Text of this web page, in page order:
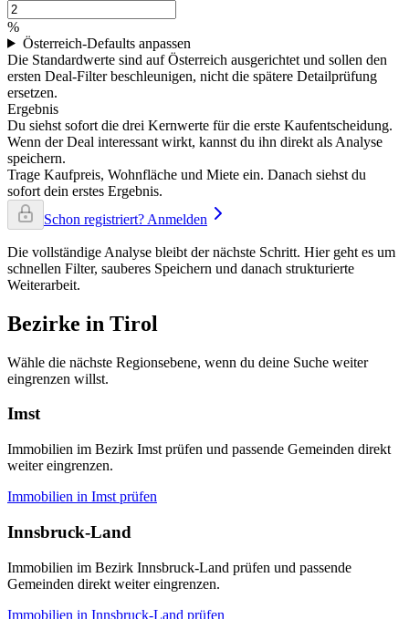
%
Österreich-Defaults anpassen
Die Standardwerte sind auf Österreich ausgerichtet und sollen den
ersten Deal-Filter beschleunigen, nicht die spätere Detailprüfung
ersetzen.
Ergebnis
Du siehst sofort die drei Kernwerte für die erste Kaufentscheidung.
Wenn der Deal interessant wirkt, kannst du ihn direkt als Analyse
speichern.
Trage Kaufpreis, Wohnfläche und Miete ein. Danach siehst du
sofort dein erstes Ergebnis.
Schon registriert? Anmelden
Die vollständige Analyse bleibt der nächste Schritt. Hier geht es um
schnellen Filter, sauberes Speichern und danach strukturierte
Weiterarbeit.
Bezirke in Tirol
Wähle die nächste Regionsebene, wenn du deine Suche weiter
eingrenzen willst.
Imst
Immobilien im Bezirk Imst prüfen und passende Gemeinden direkt
weiter eingrenzen.
Immobilien in Imst prüfen
Innsbruck-Land
Immobilien im Bezirk Innsbruck-Land prüfen und passende
Gemeinden direkt weiter eingrenzen.
Immobilien in Innsbruck-Land prüfen